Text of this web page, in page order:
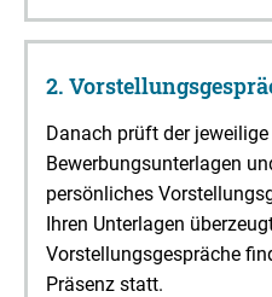
2.
Danach prüft der
Bewerbungsunterlagen
persönliches
Ihren Unterlagen
Vorstellungsgespräche
Präsenz statt.